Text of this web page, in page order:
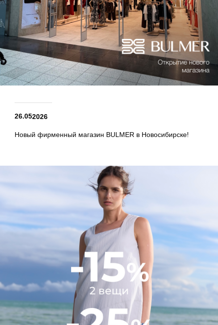
26.052026
Новый фирменный магазин BULMER в Новосибирске!